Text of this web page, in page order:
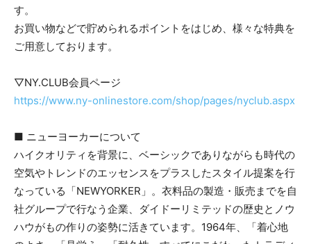
す。
お買い物などで貯められるポイントをはじめ、様々な特典を
ご用意しております。
▽NY.CLUB会員ページ
https://www.ny-onlinestore.com/shop/pages/nyclub.aspx
■ ニューヨーカーについて
ハイクオリティを背景に、ベーシックでありながらも時代の
空気やトレンドのエッセンスをプラスしたスタイル提案を行
なっている「NEWYORKER」。衣料品の製造・販売までを自
社グループで行なう企業、ダイドーリミテッドの歴史とノウ
ハウがもの作りの姿勢に活きています。1964年、「着心地